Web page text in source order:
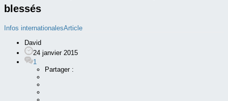
blessés
Infos internationalesArticle
David
24 janvier 2015
1
Partager :